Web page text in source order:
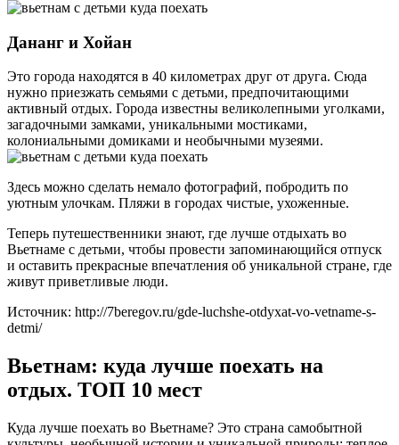
Дананг и Хойан
Это города находятся в 40 километрах друг от друга. Сюда
нужно приезжать семьями с детьми, предпочитающими
активный отдых. Города известны великолепными уголками,
загадочными замками, уникальными мостиками,
колониальными домиками и необычными музеями.
Здесь можно сделать немало фотографий, побродить по
уютным улочкам. Пляжи в городах чистые, ухоженные.
Теперь путешественники знают, где лучше отдыхать во
Вьетнаме с детьми, чтобы провести запоминающийся отпуск
и оставить прекрасные впечатления об уникальной стране, где
живут приветливые люди.
Источник: http://7beregov.ru/gde-luchshe-otdyxat-vo-vetname-s-
detmi/
Вьетнам: куда лучше поехать на
отдых. ТОП 10 мест
Куда лучше поехать во Вьетнаме? Это страна самобытной